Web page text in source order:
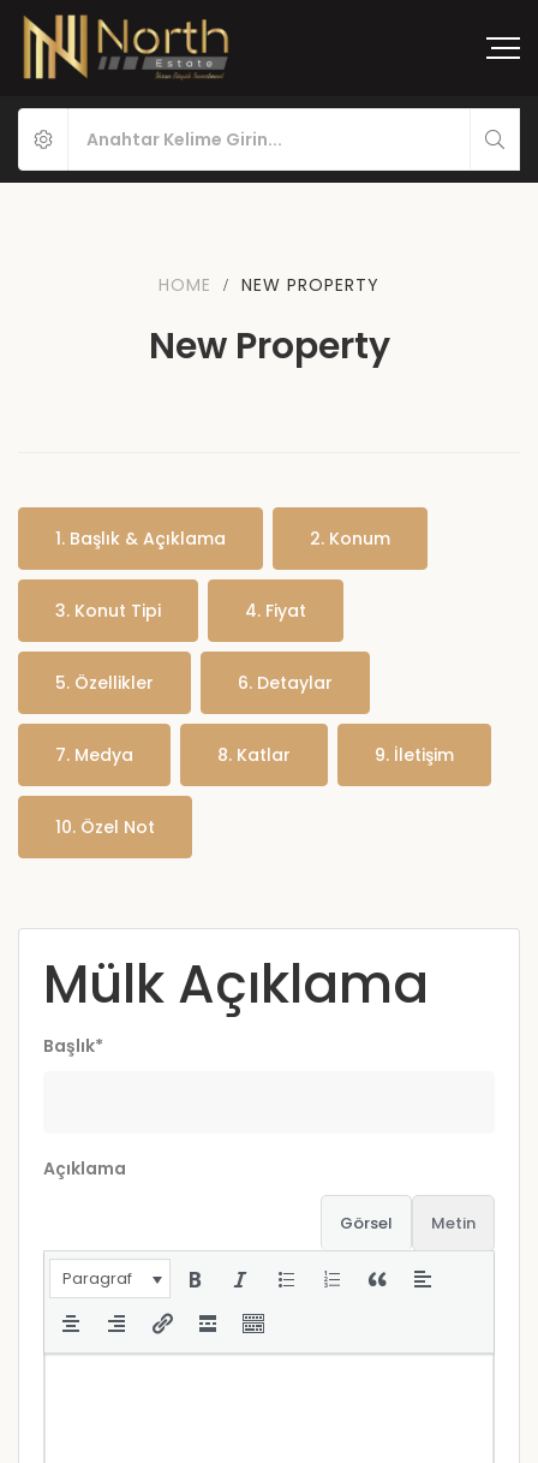
HOME NEW PROPERTY
New Property
1. Başlık & Açıklama 2. Konum
3. Konut Tipi 4. Fiyat
5. Özellikler 6. Detaylar
7. Medya 8. Katlar 9. İletişim
10. Özel Not
Mülk Açıklama
Başlık*
Açıklama
Görsel Metin
Paragraf